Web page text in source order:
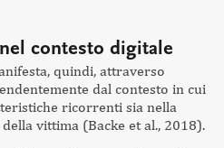
nel contesto digitale
quindi, attraverso
dal contesto in cui
ricorrenti sia nella
vittima (Backe et al., 2018).